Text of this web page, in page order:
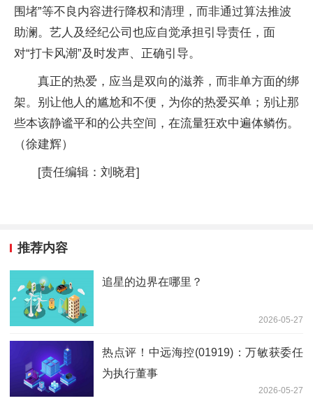
围堵”等不良内容进行降权和清理，而非通过算法推波
助澜。艺人及经纪公司也应自觉承担引导责任，面
对“打卡风潮”及时发声、正确引导。
真正的热爱，应当是双向的滋养，而非单方面的绑
架。别让他人的尴尬和不便，为你的热爱买单；别让那
些本该静谧平和的公共空间，在流量狂欢中遍体鳞伤。
（徐建辉）
[责任编辑：刘晓君]
推荐内容
追星的边界在哪里？
2026-05-27
热点评！中远海控(01919)：万敏获委任
为执行董事
2026-05-27